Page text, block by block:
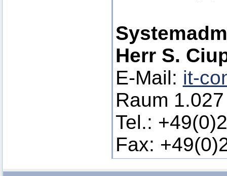
Herr S.
E-Mail: it-
Raum 1.027
Tel.:
Fax: